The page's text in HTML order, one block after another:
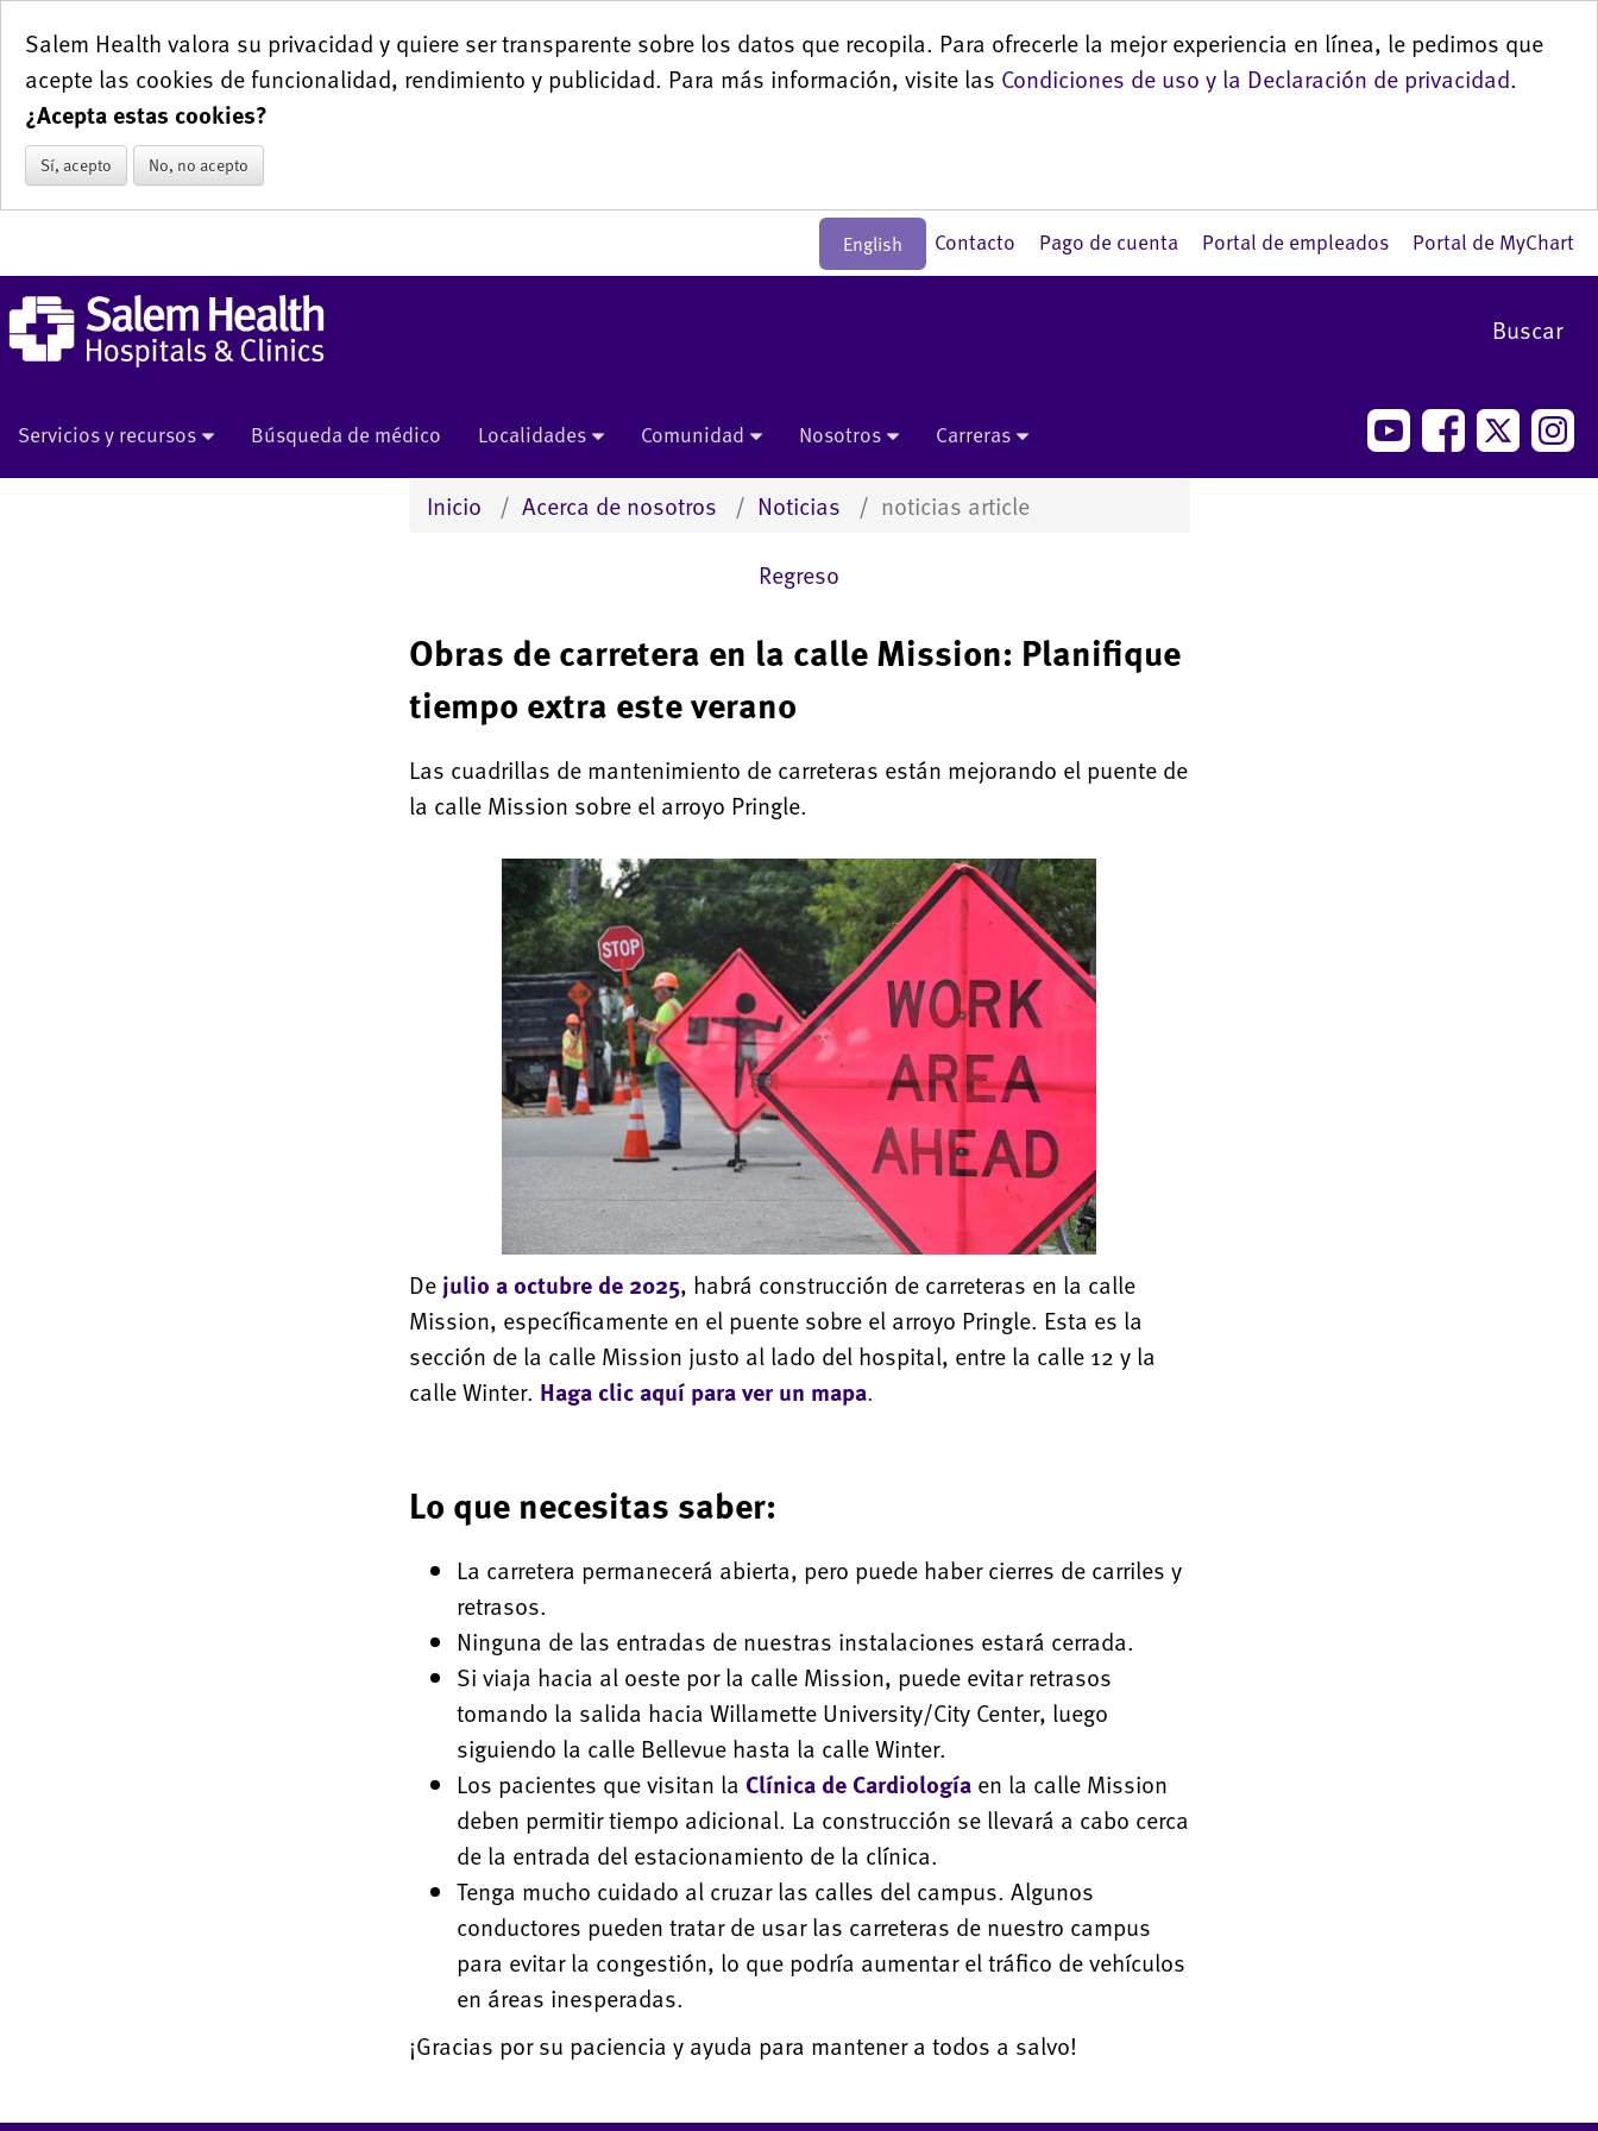
Salem Health valora su privacidad y quiere ser transparente sobre los datos que recopila. Para ofrecerle la mejor experiencia en línea, le pedimos que
acepte las cookies de funcionalidad, rendimiento y publicidad. Para más información, visite las Condiciones de uso y la Declaración de privacidad.
¿Acepta estas cookies?
Sí, acepto No, no acepto
English Portal de MyChart
Portal de empleados
Pago de cuenta
Contacto
Buscar
Servicios y recursos Búsqueda de médico Localidades Comunidad Nosotros Carreras
Inicio Acerca de nosotros Noticias
noticias article
Regreso
Obras de carretera en la calle Mission: Planifique
tiempo extra este verano
Las cuadrillas de mantenimiento de carreteras están mejorando el puente de
la calle Mission sobre el arroyo Pringle.
De julio a octubre de 2025, habrá construcción de carreteras en la calle
Mission, específicamente en el puente sobre el arroyo Pringle. Esta es la
sección de la calle Mission justo al lado del hospital, entre la calle 12 y la
calle Winter. Haga clic aquí para ver un mapa.
Lo que necesitas saber:
La carretera permanecerá abierta, pero puede haber cierres de carriles y
retrasos.
Ninguna de las entradas de nuestras instalaciones estará cerrada.
Si viaja hacia al oeste por la calle Mission, puede evitar retrasos
tomando la salida hacia Willamette University/City Center, luego
siguiendo la calle Bellevue hasta la calle Winter.
Los pacientes que visitan la Clínica de Cardiologíaen la calle Mission
deben permitir tiempo adicional. La construcción se llevará a cabo cerca
de la entrada del estacionamiento de la clínica.
Tenga mucho cuidado al cruzar las calles del campus. Algunos
conductores pueden tratar de usar las carreteras de nuestro campus
para evitar la congestión, lo que podría aumentar el tráfico de vehículos
en áreas inesperadas.
¡Gracias por su paciencia y ayuda para mantener a todos a salvo!